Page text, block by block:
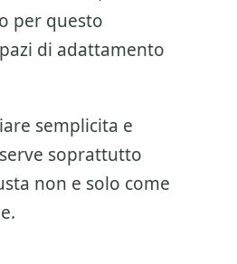
per questo
di adattamento
semplicita e
soprattutto
non e solo come